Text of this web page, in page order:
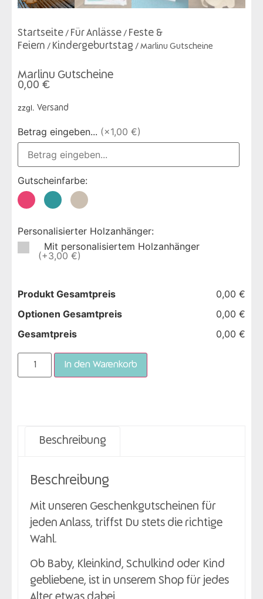
Startseite / Für Anlässe / Feste &
Feiern / Kindergeburtstag / Marlinu Gutscheine
Marlinu Gutscheine
0,00 €
zzgl. Versand
Betrag eingeben... (×1,00 €)
Gutscheinfarbe:
Personalisierter Holzanhänger:
Mit personalisiertem Holzanhänger
(+3,00 €)
Produkt Gesamtpreis
0,00 €
Optionen Gesamtpreis
0,00 €
Gesamtpreis
0,00 €
In den Warenkorb
Beschreibung
Beschreibung
Mit unseren Geschenkgutscheinen für
jeden Anlass, triffst Du stets die richtige
Wahl.
Ob Baby, Kleinkind, Schulkind oder Kind
gebliebene, ist in unserem Shop für jedes